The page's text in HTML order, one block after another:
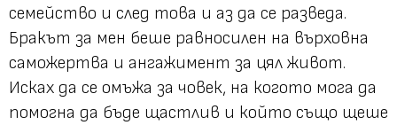
семейство и след това и аз да се разведа.
Бракът за мен беше равносилен на върховна
саможертва и ангажимент за цял живот.
Исках да се омъжа за човек, на когото мога да
помогна да бъде щастлив и който също щеше